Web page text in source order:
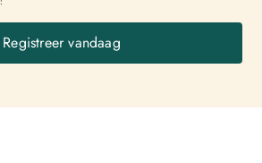
Registreer vandaag